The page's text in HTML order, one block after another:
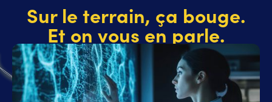
Sur le terrain, ça bouge.
Et on vous en parle.